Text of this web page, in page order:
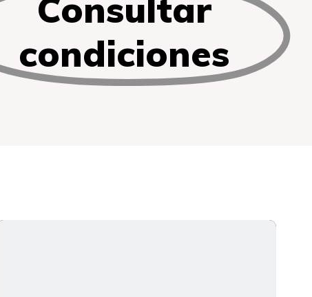
Consultar
condiciones